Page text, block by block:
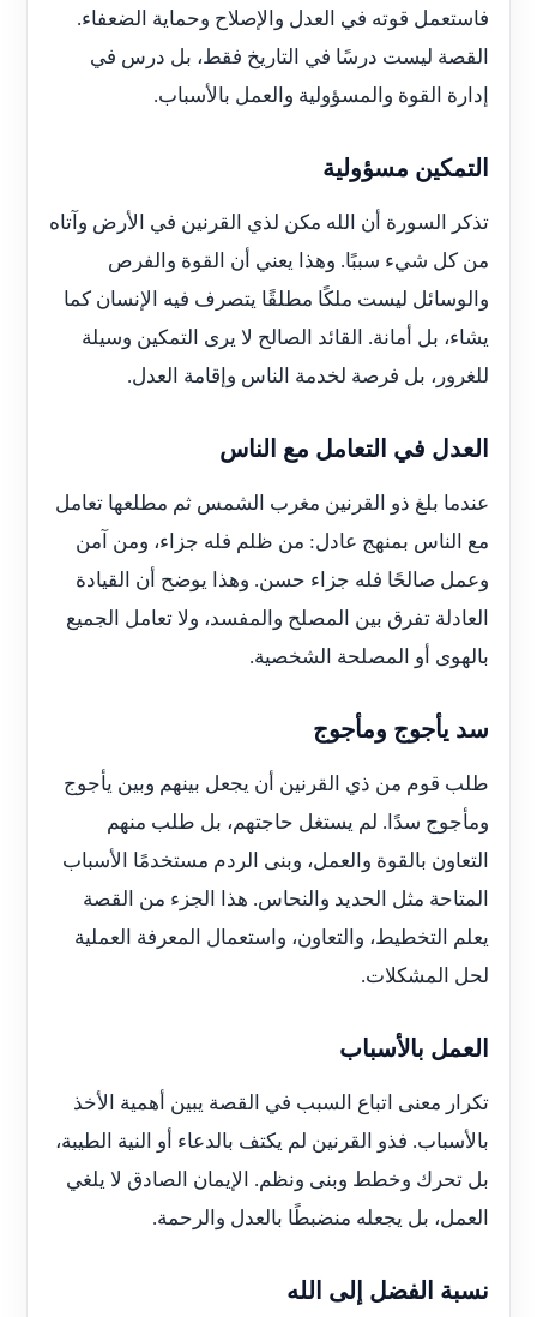
فاستعمل قوته في العدل والإصلاح وحماية الضعفاء.
القصة ليست درسًا في التاريخ فقط، بل درس في
إدارة القوة والمسؤولية والعمل بالأسباب.
التمكين مسؤولية
تذكر السورة أن الله مكن لذي القرنين في الأرض وآتاه
من كل شيء سببًا. وهذا يعني أن القوة والفرص
والوسائل ليست ملكًا مطلقًا يتصرف فيه الإنسان كما
يشاء، بل أمانة. القائد الصالح لا يرى التمكين وسيلة
للغرور، بل فرصة لخدمة الناس وإقامة العدل.
العدل في التعامل مع الناس
عندما بلغ ذو القرنين مغرب الشمس ثم مطلعها تعامل
مع الناس بمنهج عادل: من ظلم فله جزاء، ومن آمن
وعمل صالحًا فله جزاء حسن. وهذا يوضح أن القيادة
العادلة تفرق بين المصلح والمفسد، ولا تعامل الجميع
بالهوى أو المصلحة الشخصية.
سد يأجوج ومأجوج
طلب قوم من ذي القرنين أن يجعل بينهم وبين يأجوج
ومأجوج سدًا. لم يستغل حاجتهم، بل طلب منهم
التعاون بالقوة والعمل، وبنى الردم مستخدمًا الأسباب
المتاحة مثل الحديد والنحاس. هذا الجزء من القصة
يعلم التخطيط، والتعاون، واستعمال المعرفة العملية
لحل المشكلات.
العمل بالأسباب
تكرار معنى اتباع السبب في القصة يبين أهمية الأخذ
بالأسباب. فذو القرنين لم يكتف بالدعاء أو النية الطيبة،
بل تحرك وخطط وبنى ونظم. الإيمان الصادق لا يلغي
العمل، بل يجعله منضبطًا بالعدل والرحمة.
نسبة الفضل إلى الله